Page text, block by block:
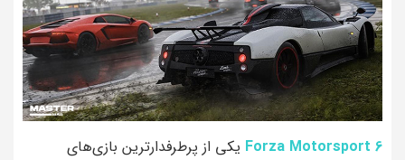
Forza Motorsport 6 یکی از پرطرفدارترین بازی‌های